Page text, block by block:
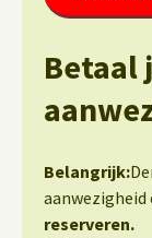
Betaal
Belangrijk:
reserveren.